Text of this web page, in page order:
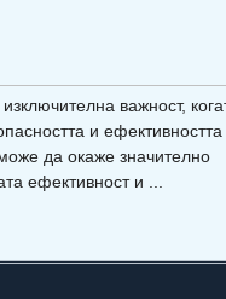
важност,
и
да окаже значително
ефективност и ...